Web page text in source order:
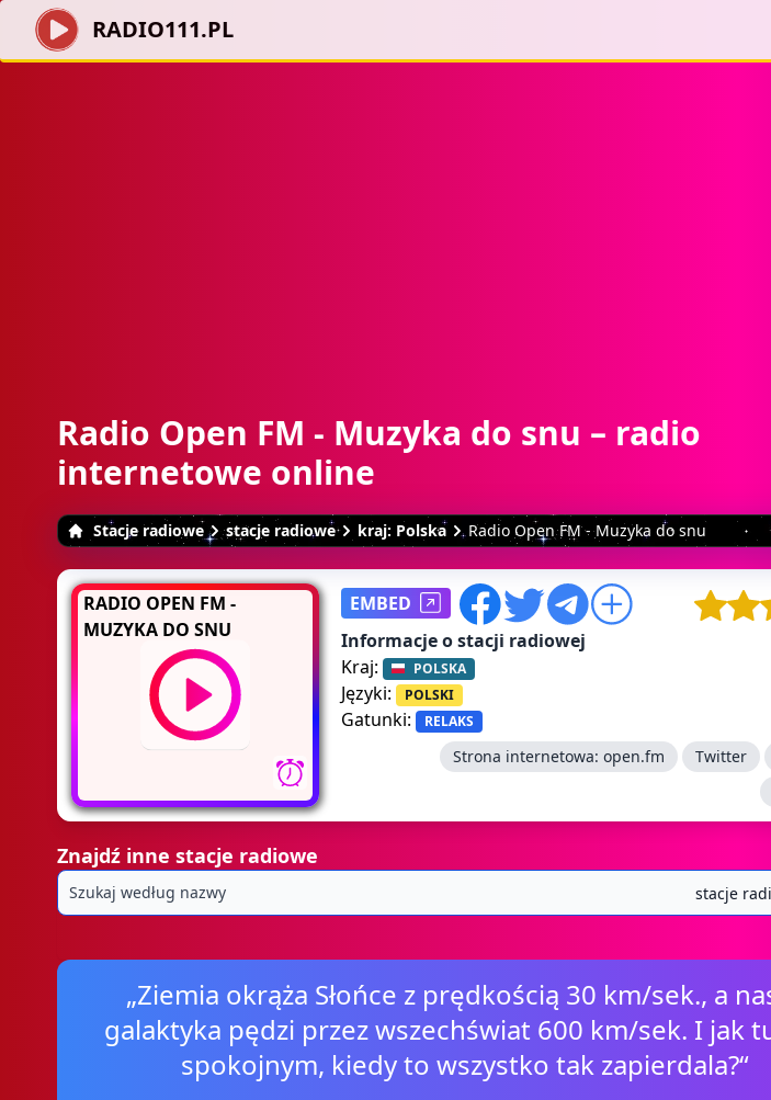
RADIO111.PL
Radio Open FM - Muzyka do snu – radio
internetowe online
Stacje radiowe stacje radiowe kraj: Polska Radio Open FM - Muzyka do snu
RADIO OPEN FM -
MUZYKA DO SNU
EMBED
Informacje o stacji radiowej
Kraj:
POLSKA
Języki: POLSKI
Gatunki: RELAKS
Strona internetowa: open.fm Twitter
Znajdź inne stacje radiowe
„Ziemia okrąża Słońce z prędkością 30 km/sek., a
galaktyka pędzi przez wszechświat 600 km/sek. I jak
spokojnym, kiedy to wszystko tak zapierdala?“